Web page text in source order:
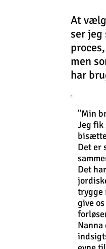
At
serjeg
proces,
men
har
"Min
Jeg fik
Det er
Det
trygge
give